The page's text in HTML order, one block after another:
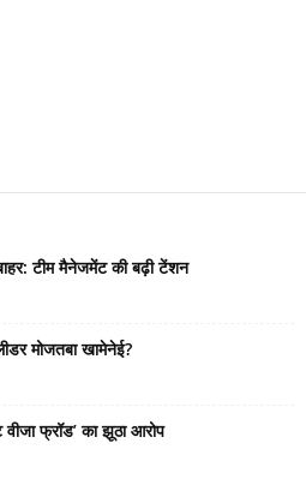
टीम मैनेजमेंट की बढ़ी टेंशन
मोजतबा खामेनेई?
फ्रॉड’ का झूठा आरोप